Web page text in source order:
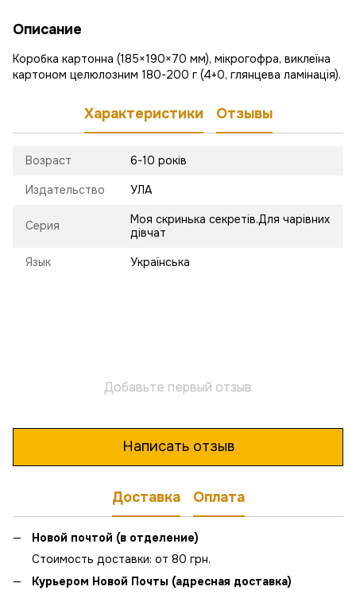
Описание
Коробка картонна (185×190×70 мм), мікрогофра, виклеїна
картоном целюлозним 180-200 г (4+0, глянцева ламінація).
Характеристики Отзывы
Возраст 6-10 років
Издательство УЛА
Серия
Моя скринька секретів.Для чарівних
дівчат
Язык Українська
Добавьте первый отзыв
Написать отзыв
Доставка Оплата
Новой почтой (в отделение)
Стоимость доставки: от 80 грн.
Курьером Новой Почты (адресная доставка)